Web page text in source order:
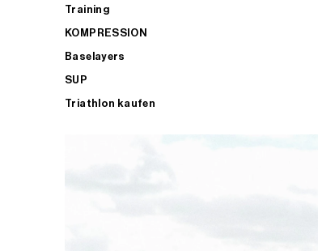
Training
KOMPRESSION
Baselayers
SUP
Triathlon kaufen